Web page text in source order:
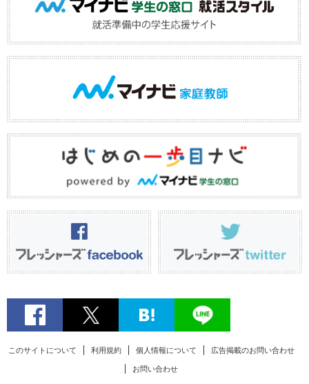
このサイトについて 利用規約 個人情報について 広告掲載のお問い合わせ
お問い合わせ